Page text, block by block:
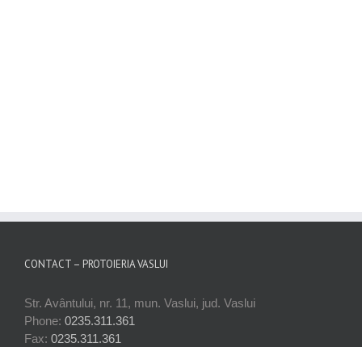
CONTACT – PROTOIERIA VASLUI
Str. Avântului, nr. 11, mun. Vaslui, jud. Vaslui
Phone: 0235.311.361
Fax: 0235.311.361